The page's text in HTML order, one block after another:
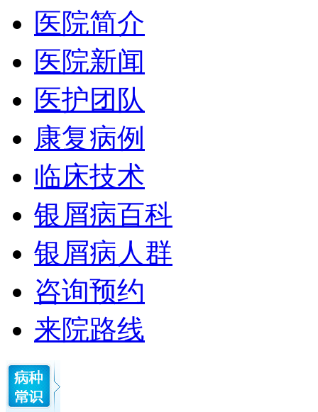
医院简介
医院新闻
医护团队
康复病例
临床技术
银屑病百科
银屑病人群
咨询预约
来院路线